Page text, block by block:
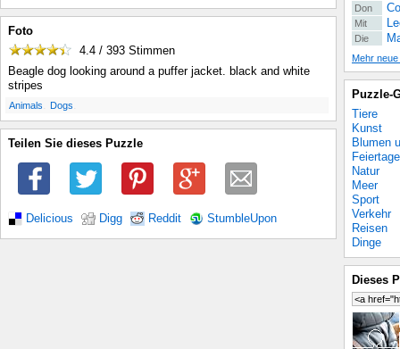
Foto
4.4 / 393 Stimmen
Beagle dog looking around a puffer jacket. black and white
stripes
Animals Dogs
Teilen Sie dieses Puzzle
Delicious Digg Reddit StumbleUpon
Don
Mit
Die
Mehr
Puzzle-
Tiere
Kunst
Blumen
Feiertage
Natur
Meer
Sport
Verkehr
Reisen
Dinge
Dieses